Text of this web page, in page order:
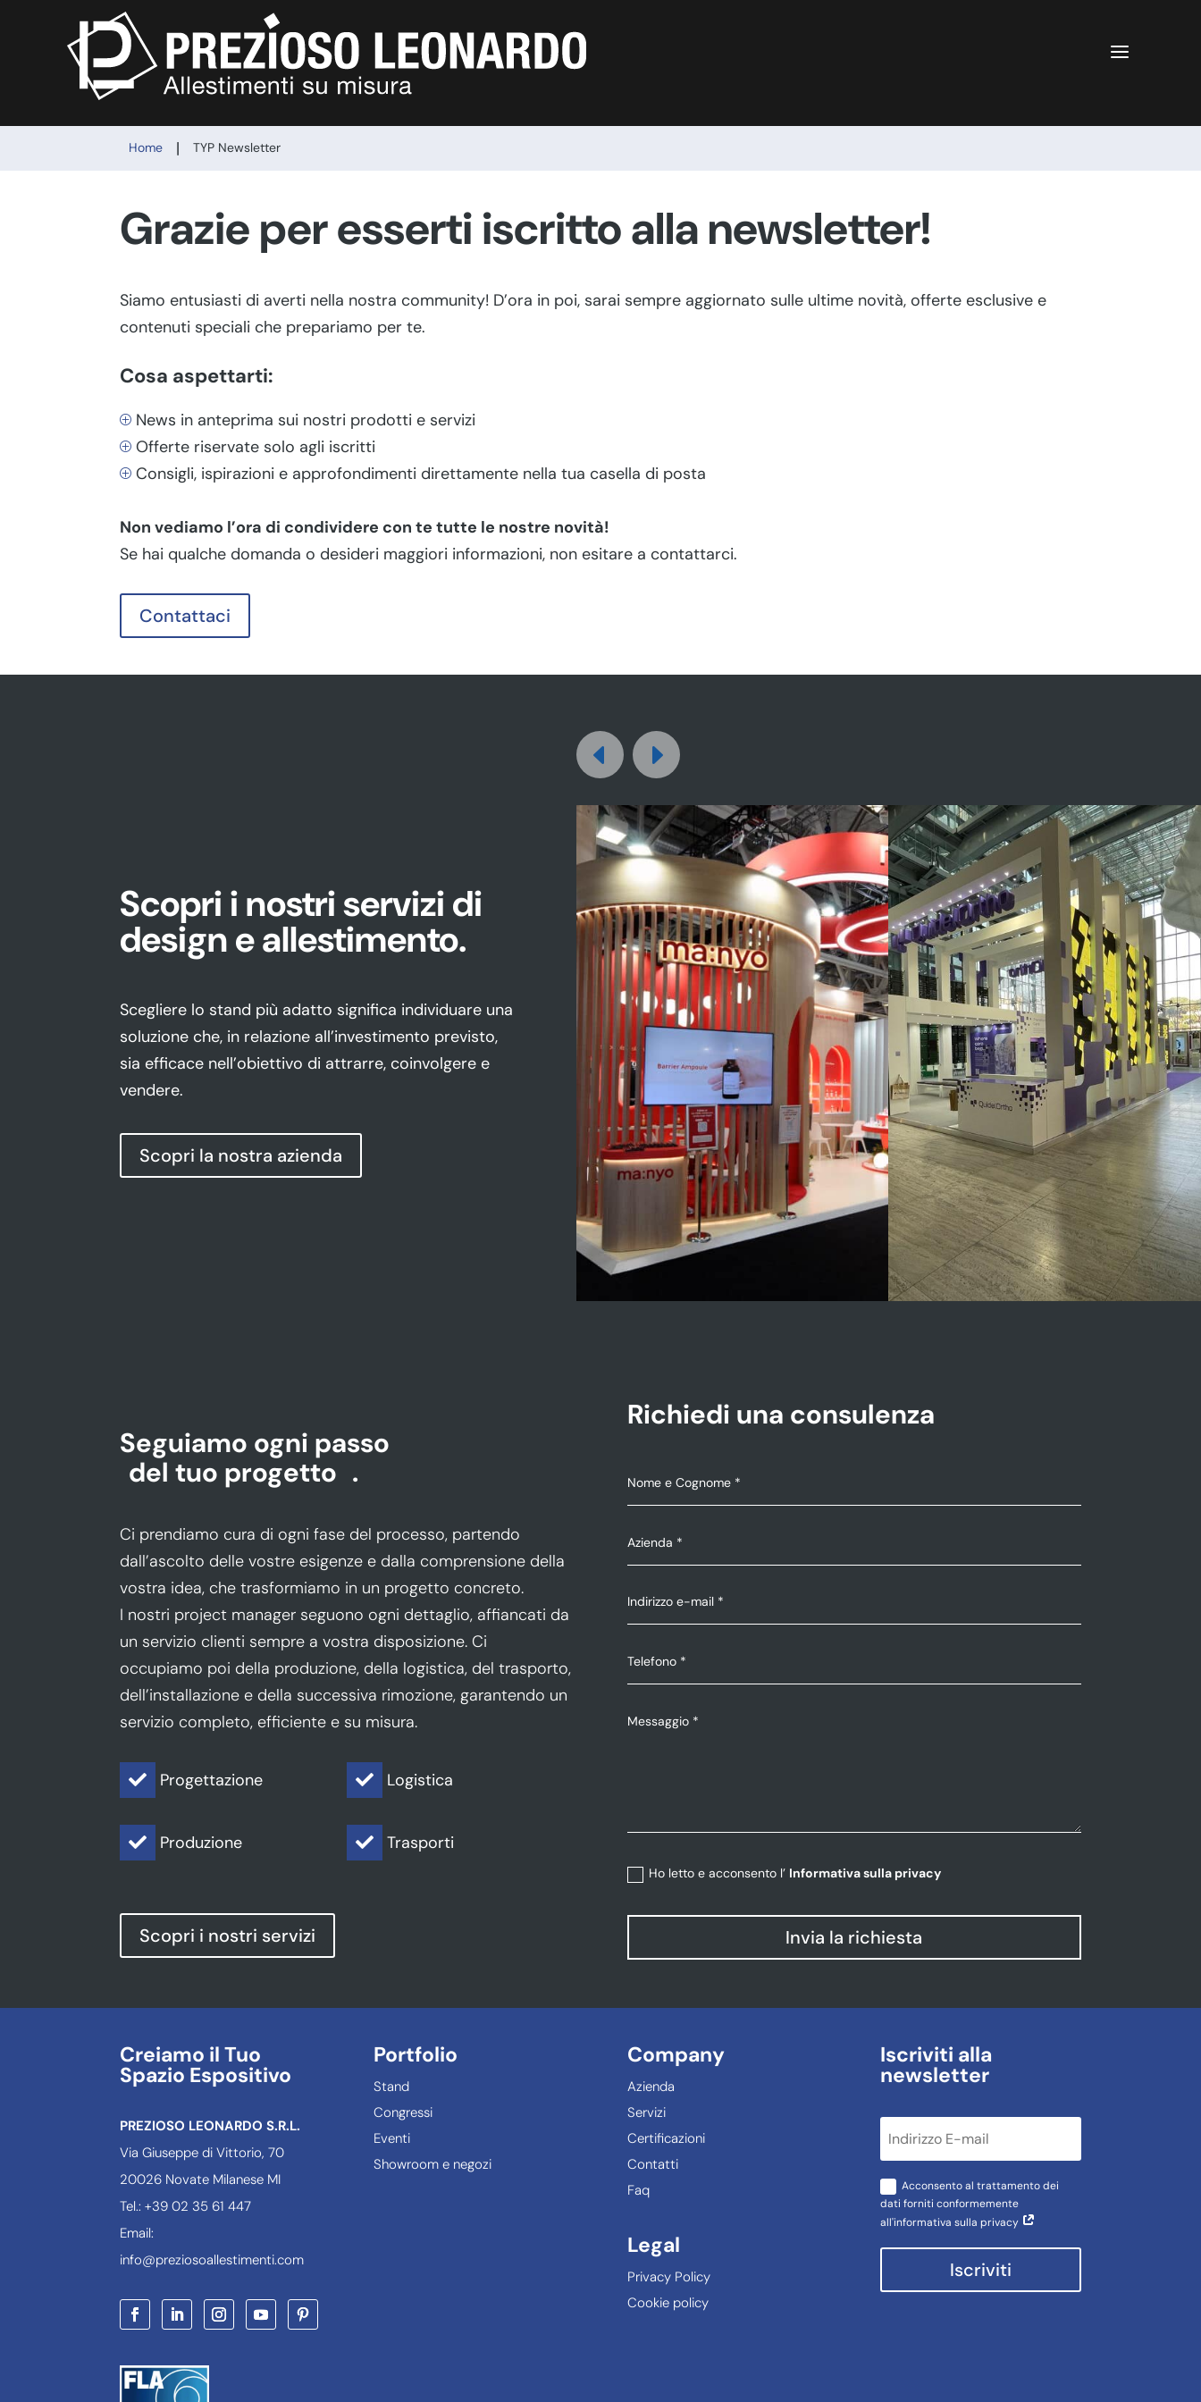
a
Home | TYP Newsletter
Grazie per esserti iscritto alla newsletter!
Siamo entusiasti di averti nella nostra community! D’ora in poi, sarai sempre aggiornato sulle ultime novità, offerte esclusive e
contenuti speciali che prepariamo per te.
Cosa aspettarti:
P News in anteprima sui nostri prodotti e servizi
P Offerte riservate solo agli iscritti
P Consigli, ispirazioni e approfondimenti direttamente nella tua casella di posta
Non vediamo l’ora di condividere con te tutte le nostre novità!
Se hai qualche domanda o desideri maggiori informazioni, non esitare a contattarci.
Contattaci
Scopri i nostri servizi di
design e allestimento.
Scegliere lo stand più adatto significa individuare una
soluzione che, in relazione all’investimento previsto,
sia efficace nell’obiettivo di attrarre, coinvolgere e
vendere.
Scopri la nostra azienda
Stand Congressi
Seguiamo ogni passo
del tuo progetto .
Ci prendiamo cura di ogni fase del processo, partendo
dall’ascolto delle vostre esigenze e dalla comprensione della
vostra idea, che trasformiamo in un progetto concreto.
I nostri project manager seguono ogni dettaglio, affiancati da
un servizio clienti sempre a vostra disposizione. Ci
occupiamo poi della produzione, della logistica, del trasporto,
dell’installazione e della successiva rimozione, garantendo un
servizio completo, efficiente e su misura.
 Progettazione
 Produzione
 Logistica
 Trasporti
Scopri i nostri servizi
Richiedi una consulenza
Ho letto e acconsento l’ Informativa sulla privacy
Invia la richiesta
Creiamo il Tuo
Spazio Espositivo
PREZIOSO LEONARDO S.R.L.
Via Giuseppe di Vittorio, 70
20026 Novate Milanese MI
Tel.: +39 02 35 61 447
Email:
info@preziosoallestimenti.com
Portfolio
Stand
Congressi
Eventi
Showroom e negozi
Company
Azienda
Servizi
Certificazioni
Contatti
Faq
Legal
Privacy Policy
Cookie policy
Iscriviti alla
newsletter
Acconsento al trattamento dei
dati forniti conformemente
all'informativa sulla privacy
Iscriviti